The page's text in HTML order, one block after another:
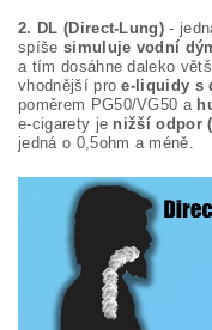
2. DL (Direct-Lung) -
spíše simuluje vodní
a tím dosáhne daleko
vhodnější proe-liquidy s
poměrem PG50/VG50 a
e-cigarety je nižší odpor
jedná o 0,5ohm a méně.